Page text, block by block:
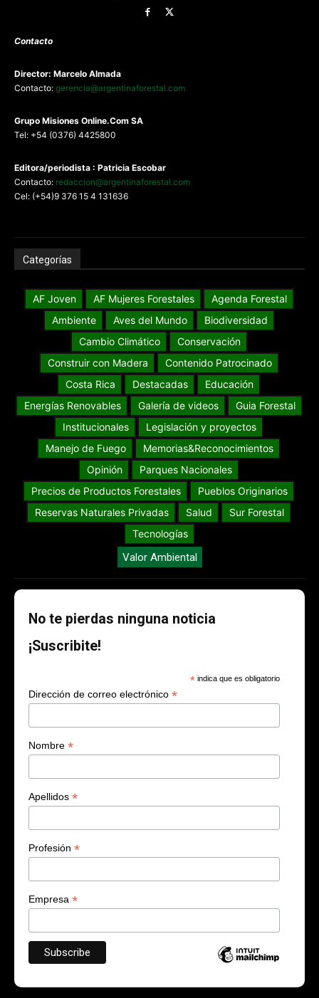
Contacto
Director: Marcelo Almada
Contacto: gerencia@argentinaforestal.com
Grupo Misiones Online.Com SA
Tel: +54 (0376) 4425800
Editora/periodista : Patricia Escobar
Contacto: redaccion@argentinaforestal.com
Cel: (+54)9 376 15 4 131636
Categorías
AF Joven AF Mujeres Forestales
Agenda Forestal
Ambiente
Aves del Mundo
Biodiversidad
Cambio Climático
Conservación
Construir con Madera
Contenido Patrocinado
Costa Rica
Destacadas
Educación
Energías Renovables
Galería de videos
Guia Forestal
Institucionales
Legislación y proyectos
Manejo de Fuego
Memorias&Reconocimientos
Opinión
Parques Nacionales
Precios de Productos Forestales
Pueblos Originarios
Reservas Naturales Privadas
Salud
Sur Forestal
Tecnologías
Valor Ambiental
No te pierdas ninguna noticia
¡Suscribite!
* indica que es obligatorio
Dirección de correo electrónico *
Nombre *
Apellidos *
Profesión *
Empresa *